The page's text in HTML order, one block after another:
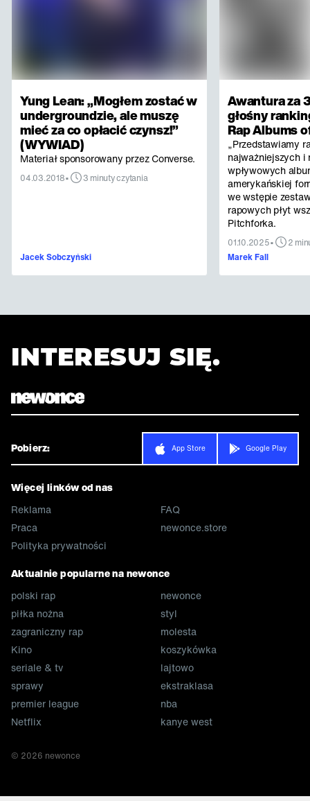
Yung Lean: „Mogłem zostać w
undergroundzie, ale muszę
mieć za co opłacić czynsz!”
(WYWIAD)
Materiał sponsorowany przez Converse.
04.03.2018• 3 minuty czytania
Jacek Sobczyński
Awantura za
głośny
Rap Albums
„Przedstawiamy
najważniejszych i
wpływowych
amerykańskiej
we wstępie
rapowych płyt
Pitchforka.
01.10.2025•
2
Marek Fall
INTERESUJ SIĘ.
Pobierz: App Store Google Play
Więcej linków od nas
Reklama
Praca
Polityka prywatności
FAQ
newonce.store
Aktualnie popularne na newonce
polski rap
piłka nożna
zagraniczny rap
Kino
seriale & tv
sprawy
premier league
Netflix
newonce
styl
molesta
koszykówka
lajtowo
ekstraklasa
nba
kanye west
© 2026 newonce